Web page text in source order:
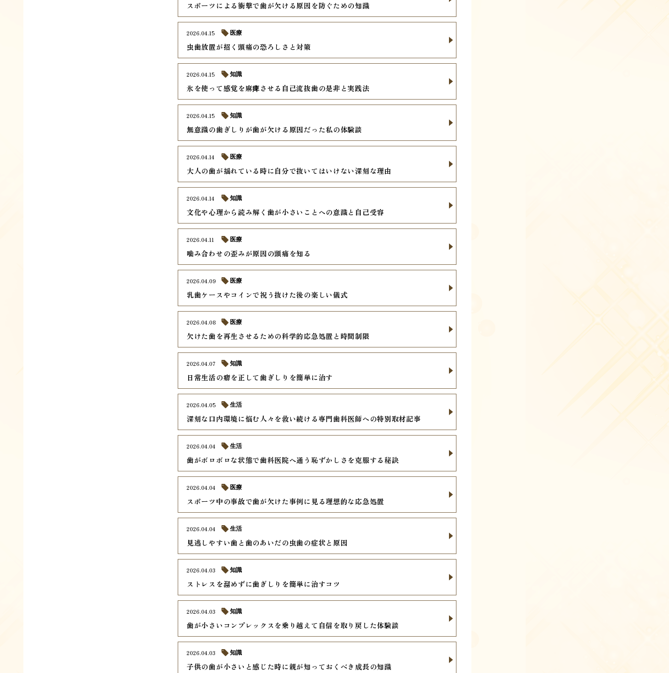
スポーツによる衝撃で歯が欠ける原因を防ぐための知識
虫歯放置が招く頭痛の恐ろしさと対策
2026.04.15 医療
氷を使って感覚を麻痺させる自己流抜歯の是非と実践法
2026.04.15 知識
無意識の歯ぎしりが歯が欠ける原因だった私の体験談
2026.04.15 知識
大人の歯が揺れている時に自分で抜いてはいけない深刻な理由
2026.04.14 医療
文化や心理から読み解く歯が小さいことへの意識と自己受容
2026.04.14 知識
噛み合わせの歪みが原因の頭痛を知る
2026.04.11 医療
乳歯ケースやコインで祝う抜けた後の楽しい儀式
2026.04.09 医療
欠けた歯を再生させるための科学的応急処置と時間制限
2026.04.08 医療
日常生活の癖を正して歯ぎしりを簡単に治す
2026.04.07 知識
深刻な口内環境に悩む人々を救い続ける専門歯科医師への特別取材記事
2026.04.05 生活
歯がボロボロな状態で歯科医院へ通う恥ずかしさを克服する秘訣
2026.04.04 生活
スポーツ中の事故で歯が欠けた事例に見る理想的な応急処置
2026.04.04 医療
見逃しやすい歯と歯のあいだの虫歯の症状と原因
2026.04.04 生活
ストレスを溜めずに歯ぎしりを簡単に治すコツ
2026.04.03 知識
歯が小さいコンプレックスを乗り越えて自信を取り戻した体験談
2026.04.03 知識
子供の歯が小さいと感じた時に親が知っておくべき成長の知識
2026.04.03 知識